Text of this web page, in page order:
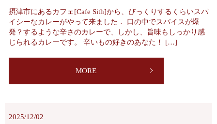
摂津市にあるカフェ[Cafe Sith]から、びっくりするくらいスパ
イシーなカレーがやって来ました． 口の中でスパイスが爆
発？するような辛さのカレーで、しかし、旨味もしっかり感
じられるカレーです。 辛いもの好きのあなた！ […]
MORE
2025/12/02